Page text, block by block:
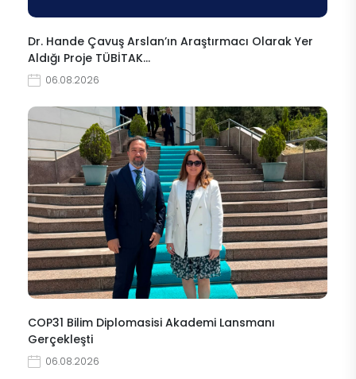
Dr. Hande Çavuş Arslan’ın Araştırmacı Olarak Yer
Aldığı Proje TÜBİTAK…
06.08.2026
COP31 Bilim Diplomasisi Akademi Lansmanı
Gerçekleşti
06.08.2026